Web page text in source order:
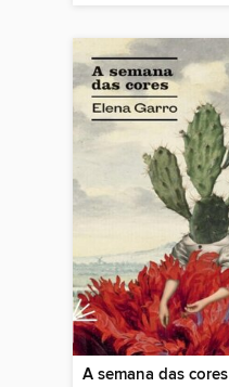
A semana das cores